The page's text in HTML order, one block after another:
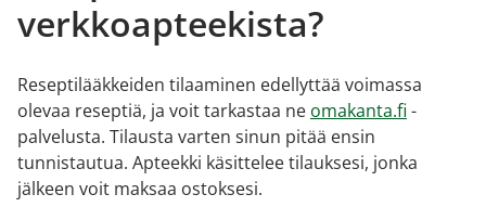
verkkoapteekista?
Reseptilääkkeiden tilaaminen edellyttää voimassa
olevaa reseptiä, ja voit tarkastaa ne omakanta.fi -
palvelusta. Tilausta varten sinun pitää ensin
tunnistautua. Apteekki käsittelee tilauksesi, jonka
jälkeen voit maksaa ostoksesi.